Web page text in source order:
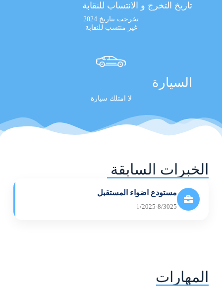
تاريخ التخرج و الانتساب للنقابة
تخرجت بتاريخ 2024
غير منتسب للنقابة
السيارة
لا امتلك سيارة
الخبرات السابقة
مستودع اضواء المستقبل
1/2025-8/3025
المهارات